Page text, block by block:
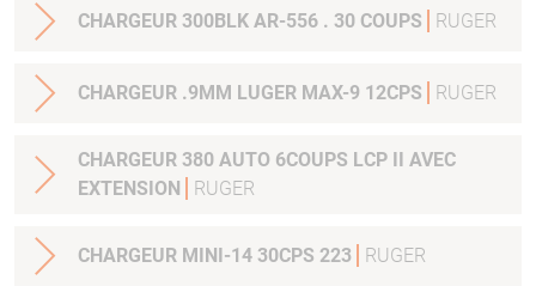
CHARGEUR 300BLK AR-556 . 30 COUPS RUGER
CHARGEUR .9MM LUGER MAX-9 12CPS RUGER
CHARGEUR 380 AUTO 6COUPS LCP II AVEC
EXTENSION
RUGER
CHARGEUR MINI-14 30CPS 223 RUGER